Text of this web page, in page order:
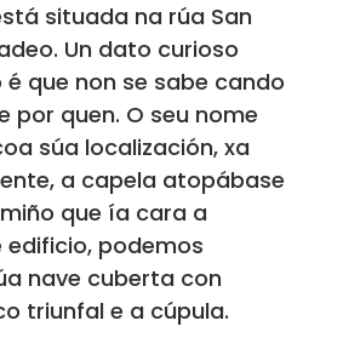
situada na rúa San
Un dato curioso
que non se sabe cando
por quen. O seu nome
súa localización, xa
a capela atopábase
que ía cara a
edificio, podemos
nave cuberta con
triunfal e a cúpula.